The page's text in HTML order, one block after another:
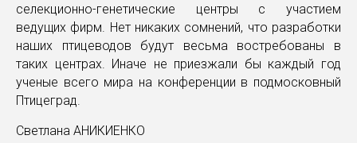
селекционно-генетические центры с участием
ведущих фирм. Нет никаких сомнений, что разработки
наших птицеводов будут весьма востребованы в
таких центрах. Иначе не приезжали бы каждый год
ученые всего мира на конференции в подмосковный
Птицеград.
Светлана АНИКИЕНКО